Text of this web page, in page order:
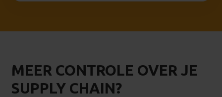
MEER CONTROLE OVER JE
SUPPLY CHAIN?